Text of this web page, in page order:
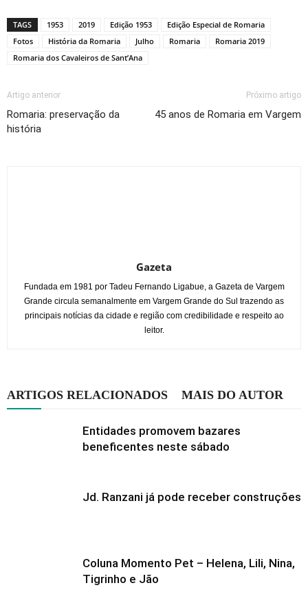
TAGS 1953 2019 Edição 1953
Edição Especial de Romaria
Fotos
História da Romaria Julho Romaria
Romaria 2019
Romaria dos Cavaleiros de Sant’Ana
Artigo anterior
Romaria: preservação da
história
Próximo artigo
45 anos de Romaria em Vargem
Gazeta
Fundada em 1981 por Tadeu Fernando Ligabue, a Gazeta de Vargem
Grande circula semanalmente em Vargem Grande do Sul trazendo as
principais notícias da cidade e região com credibilidade e respeito ao
leitor.
ARTIGOS RELACIONADOS MAIS DO AUTOR
Entidades promovem bazares
beneficentes neste sábado
Jd. Ranzani já pode receber construções
Coluna Momento Pet – Helena, Lili, Nina,
Tigrinho e Jão